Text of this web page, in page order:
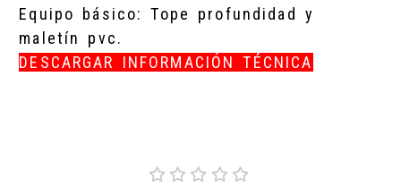
Equipo básico: Tope profundidad y
maletín pvc.
DESCARGAR INFORMACIÓN TÉCNICA